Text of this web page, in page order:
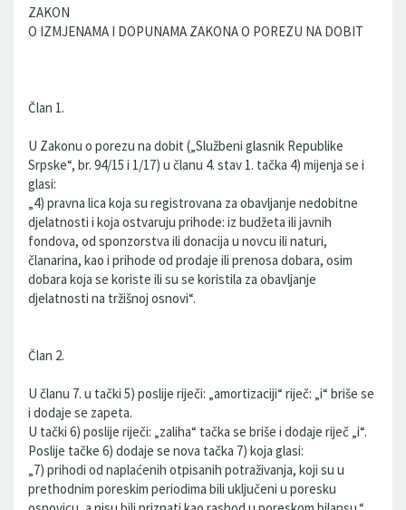
ZAKON
O IZMJENAMA I DOPUNAMA ZAKONA O POREZU NA DOBIT
Član 1.
U Zakonu o porezu na dobit („Službeni glasnik Republike
Srpske“, br. 94/15 i 1/17) u članu 4. stav 1. tačka 4) mijenja se i
glasi:
„4) pravna lica koja su registrovana za obavljanje nedobitne
djelatnosti i koja ostvaruju prihode: iz budžeta ili javnih
fondova, od sponzorstva ili donacija u novcu ili naturi,
članarina, kao i prihode od prodaje ili prenosa dobara, osim
dobara koja se koriste ili su se koristila za obavljanje
djelatnosti na tržišnoj osnovi“.
Član 2.
U članu 7. u tački 5) poslije riječi: „amortizaciji“ riječ: „i“ briše se
i dodaje se zapeta.
U tački 6) poslije riječi: „zaliha“ tačka se briše i dodaje riječ „i“.
Poslije tačke 6) dodaje se nova tačka 7) koja glasi:
„7) prihodi od naplaćenih otpisanih potraživanja, koji su u
prethodnim poreskim periodima bili uključeni u poresku